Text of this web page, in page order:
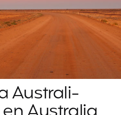
Australi-